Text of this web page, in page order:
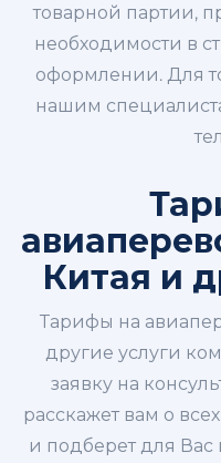
товарной партии,
необходимости в
оформлении. Для
нашим
Китая и
Тарифы на
другие услуги
заявку на
расскажет вам о
и подберет для Вас